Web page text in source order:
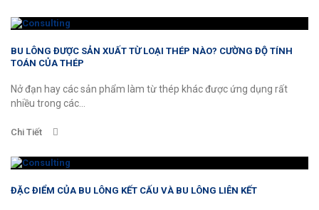
BU LÔNG ĐƯỢC SẢN XUẤT TỪ LOẠI THÉP NÀO? CƯỜNG ĐỘ TÍNH
TOÁN CỦA THÉP
Nở đạn hay các sản phẩm làm từ thép khác được ứng dụng rất
nhiều trong các...
Chi Tiết
ĐẶC ĐIỂM CỦA BU LÔNG KẾT CẤU VÀ BU LÔNG LIÊN KẾT